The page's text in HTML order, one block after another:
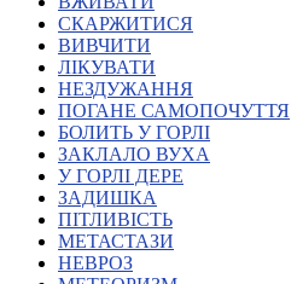
Київська область
Миколаївська
Одеська область
Полтавська
Рівненська
Сумська область
Тернопільська
СКАРЖИТИСЯ
ВИВЧИТИ
ЛІКУВАТИ
НЕЗДУЖАННЯ
ПОГАНЕ САМОПОЧУТТЯ
БОЛИТЬ У ГОРЛІ
ЗАКЛАЛО ВУХА
У ГОРЛІ ДЕРЕ
ЗАДИШКА
ПІТЛИВІСТЬ
МЕТАСТАЗИ
НЕВРОЗ